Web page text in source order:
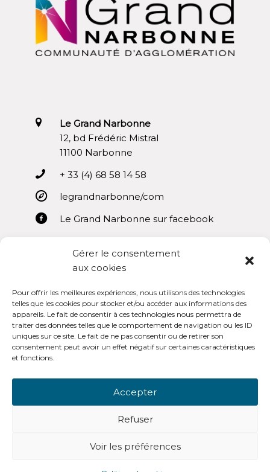
Le Grand Narbonne
12, bd Frédéric Mistral
11100 Narbonne
+ 33 (4) 68 58 14 58
legrandnarbonne/com
Le Grand Narbonne sur facebook
Mentions légales
Conditions générales d’utilisation
OpenSub Portail V3.0
Gérer le consentement
aux cookies
Pour offrir les meilleures expériences, nous utilisons des technologies
telles que les cookies pour stocker et/ou accéder aux informations des
appareils. Le fait de consentir à ces technologies nous permettra de
traiter des données telles que le comportement de navigation ou les ID
uniques sur ce site. Le fait de ne pas consentir ou de retirer son
consentement peut avoir un effet négatif sur certaines caractéristiques
et fonctions.
Accepter
Refuser
Voir les préférences